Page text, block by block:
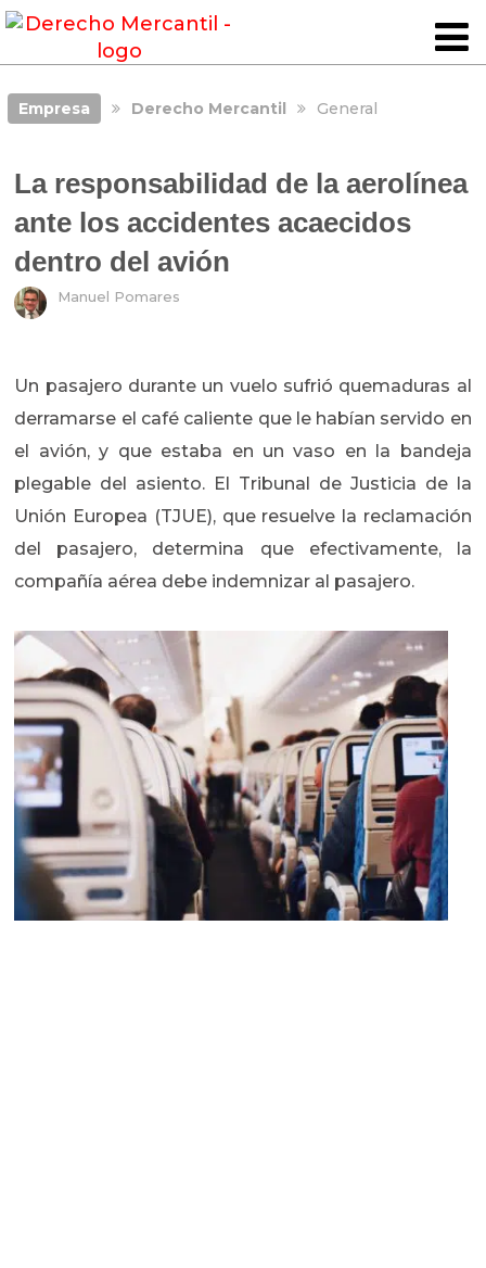
Empresa Derecho Mercantil General
La responsabilidad de la aerolínea
ante los accidentes acaecidos
dentro del avión
Manuel Pomares
Un pasajero durante un vuelo sufrió quemaduras al
derramarse el café caliente que le habían servido en
el avión, y que estaba en un vaso en la bandeja
plegable del asiento. El Tribunal de Justicia de la
Unión Europea (TJUE), que resuelve la reclamación
del pasajero, determina que efectivamente, la
compañía aérea debe indemnizar al pasajero.